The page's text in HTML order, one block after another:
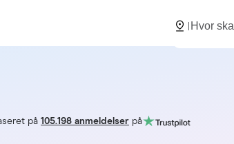
på 105.198 anmeldelser på